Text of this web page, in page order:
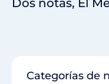
Dos notas, El
Categorías de